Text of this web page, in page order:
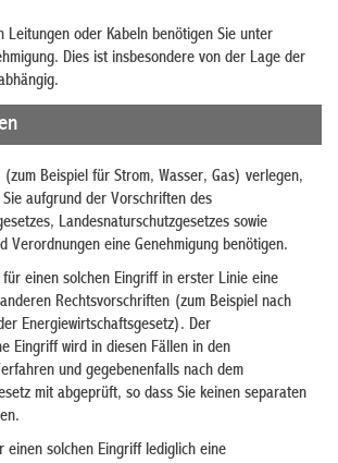
Leitungen oder Kabeln benötigen Sie unter
Dies ist insbesondere von der Lage der
(zum Beispiel für Strom, Wasser, Gas) verlegen,
aufgrund der Vorschriften des
Landesnaturschutzgesetzes sowie
Verordnungen eine Genehmigung benötigen.
für einen solchen Eingriff in erster Linie eine
Rechtsvorschriften (zum Beispiel nach
Energiewirtschaftsgesetz). Der
Eingriff wird in diesen Fällen in den
und gegebenenfalls nach dem
mit abgeprüft, so dass Sie keinen separaten
einen solchen Eingriff lediglich eine